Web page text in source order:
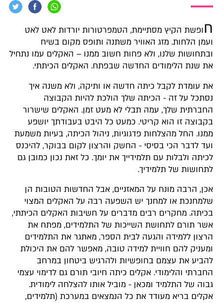
חופשת הקיץ מסתיימת, הטמפרטורות יורדות לאט לאט
ועמן הלחות. מזג האוויר משתנה ותופס מקום בשיח
ובתחושות שלנו, ולא פחות חשוב ממנו – האקלים עמו נתחיל
את שנת הלימודים החדשה שבפתח. האקלים הכיתתי.
את עומדת לקבל כיתה חדשה או ותיקה, ולא משנה איך
נסתכל על זה - הכיתה שלך הולכת להיות הקבוצה
החברתית שלך, עמה תבלי לא מעט זמן. האקלים שישרור
בקבוצה זו הוא קריטי. כמעט כל היבט בעבודתך יושפע
ממנו. החל מהצלחות פדגוגיות, ניהול הכיתה, בעיות משמעת
ועד לדבר הכי בסיסי - החשק והרצון לקום בבוקר, להיכנס
לכיתה ולבלות עם תלמידייך את יומך. כל זאת נכון כמובן גם
לתחושות של תלמידיך.
אכן, הרבה מונח על המאזניים, אבל החדשות הטובות הן
שלמחנכת או למחנך יש השפעה רבה על האקלים המצוי
בכיתה. מחקרים רבים מדברים על חשיבות האקלים הכיתתי,
אשר תורם לתחושת השייכות של התלמידים, מפתח את
הרצון ללמידה והגעה לבית הספר, מאתגר את התלמידים
ומעניק להם חוויית למידה טובה, מאפשר להם את היכולת
להביע את עצמם בחופשיות ולהרגיש ביטחון במרחב
החברתי והלימודי. אקלים כיתה חיובי תורם גם לדימוי עצמי
גבוה של התלמיד ומכאן - מוביל אותו להצלחה לימודית.
אקלים בריא מעודד את כל הנמצאים במערכת (תלמידים,